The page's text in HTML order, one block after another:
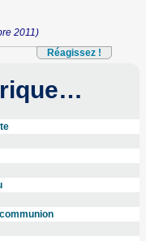
2011)
Réagissez !